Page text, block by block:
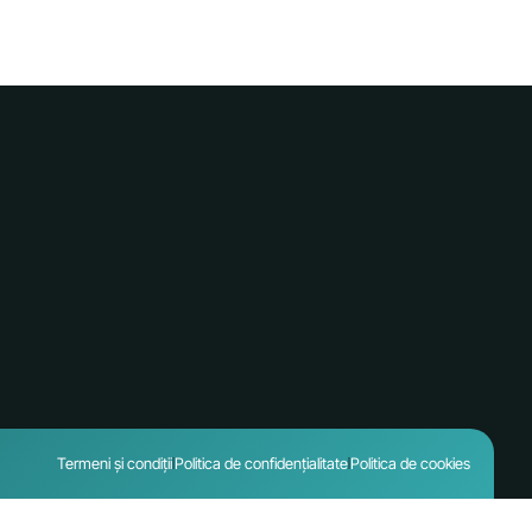
Termeni și condițiiPolitica de confidențialitatePolitica de cookies